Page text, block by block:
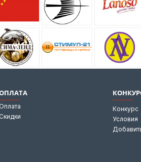
Оплата
Скидки
Конкурс
Условия